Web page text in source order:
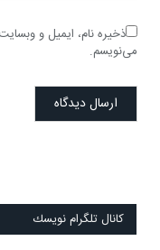
ذخیره نام، ایمیل و
می‌نویسم.
كانال تلگرام نويسك